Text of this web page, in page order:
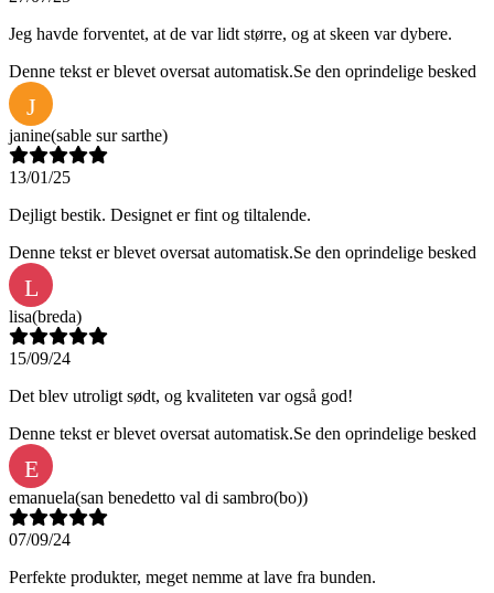
Jeg havde forventet, at de var lidt større, og at skeen var dybere.
Denne tekst er blevet oversat automatisk.Se den oprindelige besked
J
janine(sable sur sarthe)
13/01/25
Dejligt bestik. Designet er fint og tiltalende.
Denne tekst er blevet oversat automatisk.Se den oprindelige besked
L
lisa(breda)
15/09/24
Det blev utroligt sødt, og kvaliteten var også god!
Denne tekst er blevet oversat automatisk.Se den oprindelige besked
E
emanuela(san benedetto val di sambro(bo))
07/09/24
Perfekte produkter, meget nemme at lave fra bunden.